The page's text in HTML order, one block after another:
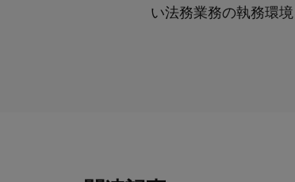
い法務業務の執務環境